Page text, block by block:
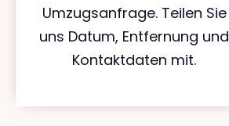
Umzugsanfrage. Teilen Sie
uns Datum, Entfernung und
Kontaktdaten mit.